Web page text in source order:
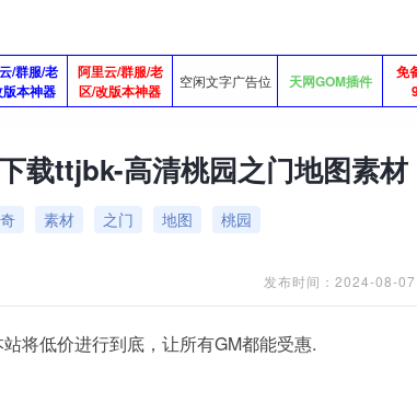
/群服/老
本神器
阿里云/群服/老
区/改版本神器
空闲文字广告位 天网GOM插件
免
载ttjbk-高清桃园之门地图素材
素材 之门 地图 桃园
发布时间：2024-08-07
将低价进行到底，让所有GM都能受惠.